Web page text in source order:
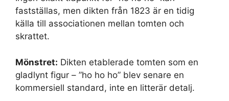
fastställas, men dikten från 1823 är en tidig
källa till associationen mellan tomten och
skrattet.
Mönstret: Dikten etablerade tomten som en
gladlynt figur – ”ho ho ho” blev senare en
kommersiell standard, inte en litterär detalj.